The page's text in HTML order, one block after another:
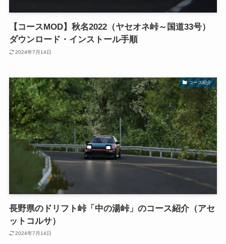
【コースMOD】秋名2022（ヤセオネ峠～国道33号）
ダウンロード・インストール手順
2024年7月14日
コース紹介
長野県のドリフト峠「中の湯峠」のコース紹介（アセ
ットコルサ）
2024年7月14日